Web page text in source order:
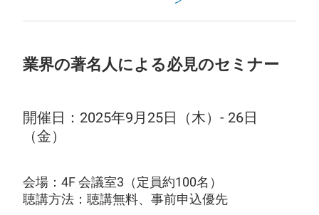
業界の著名人による必見のセミナー
開催日：2025年9月25日（木）‐ 26日
（金）
会場：4F 会議室3（定員約100名）
聴講方法：聴講無料、事前申込優先